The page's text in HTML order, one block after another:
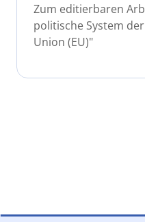
Zum editierbaren
politische System
Union (EU)"